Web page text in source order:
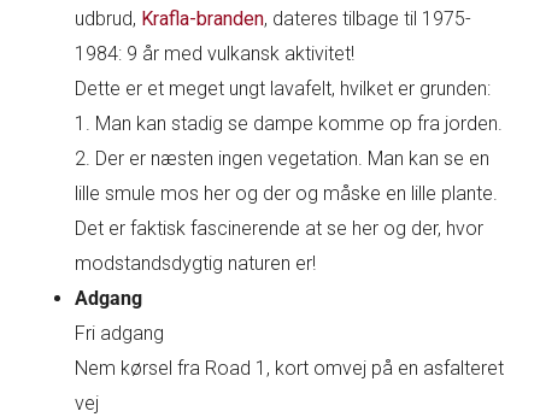
udbrud, Krafla-branden, dateres tilbage til 1975-
1984: 9 år med vulkansk aktivitet!
Dette er et meget ungt lavafelt, hvilket er grunden:
1. Man kan stadig se dampe komme op fra jorden.
2. Der er næsten ingen vegetation. Man kan se en
lille smule mos her og der og måske en lille plante.
Det er faktisk fascinerende at se her og der, hvor
modstandsdygtig naturen er!
Adgang
Fri adgang
Nem kørsel fra Road 1, kort omvej på en asfalteret
vej